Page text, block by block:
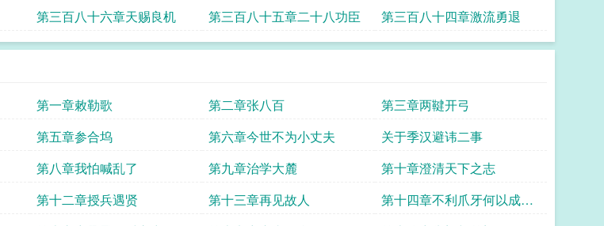
第三百八十六章天赐良机 第三百八十五章二十八功臣 第三百八十四章激流勇退
第一章敕勒歌 第二章张八百
第三章两鞬开弓
第五章参合坞 第六章今世不为小丈夫
关于季汉避讳二事
第八章我怕喊乱了 第九章治学大麓
第十章澄清天下之志
第十二章授兵遇贤 第十三章再见故人
第十四章不利爪牙何以成大